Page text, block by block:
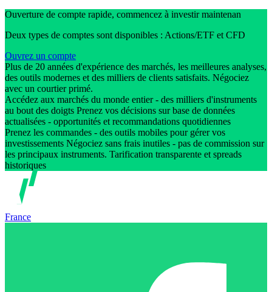
Ouverture de compte rapide, commencez à investir maintenan
Deux types de comptes sont disponibles : Actions/ETF et CFD
Ouvrez un compte
Plus de 20 années d'expérience des marchés, les meilleures analyses,
des outils modernes et des milliers de clients satisfaits. Négociez
avec un courtier primé.
Accédez aux marchés du monde entier - des milliers d'instruments
au bout des doigts Prenez vos décisions sur base de données
actualisées - opportunités et recommandations quotidiennes
Prenez les commandes - des outils mobiles pour gérer vos
investissements Négociez sans frais inutiles - pas de commission sur
les principaux instruments. Tarification transparente et spreads
historiques
France